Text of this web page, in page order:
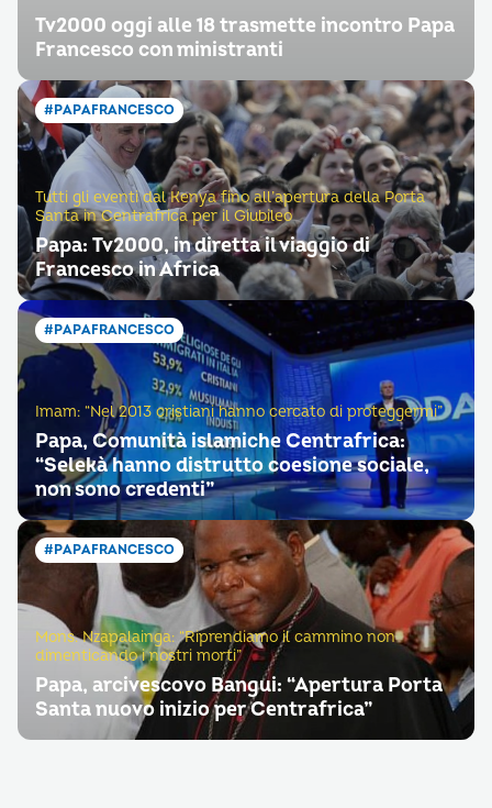
Tv2000 oggi alle 18 trasmette incontro Papa
Francesco con ministranti
#PAPAFRANCESCO
Tutti gli eventi dal Kenya fino all’apertura della Porta
Santa in Centrafrica per il Giubileo
Papa: Tv2000, in diretta il viaggio di
Francesco in Africa
#PAPAFRANCESCO
Imam: “Nel 2013 cristiani hanno cercato di proteggermi”
Papa, Comunità islamiche Centrafrica:
“Selekà hanno distrutto coesione sociale,
non sono credenti”
#PAPAFRANCESCO
Mons. Nzapalainga: “Riprendiamo il cammino non
dimenticando i nostri morti”
Papa, arcivescovo Bangui: “Apertura Porta
Santa nuovo inizio per Centrafrica”